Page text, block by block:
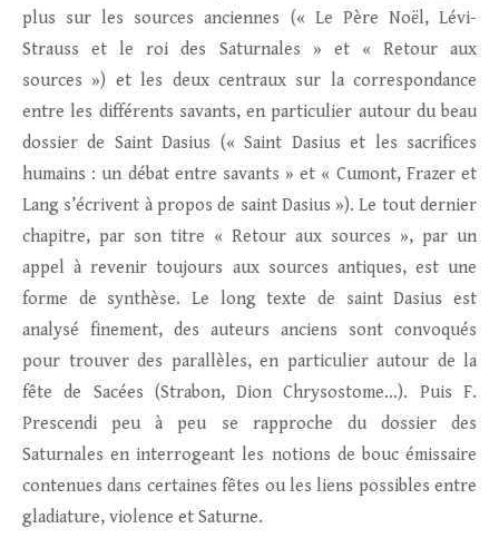
plus sur les sources anciennes (« Le Père Noël, Lévi-
Strauss et le roi des Saturnales » et « Retour aux
sources ») et les deux centraux sur la correspondance
entre les différents savants, en particulier autour du beau
dossier de Saint Dasius (« Saint Dasius et les sacrifices
humains : un débat entre savants » et « Cumont, Frazer et
Lang s’écrivent à propos de saint Dasius »). Le tout dernier
chapitre, par son titre « Retour aux sources », par un
appel à revenir toujours aux sources antiques, est une
forme de synthèse. Le long texte de saint Dasius est
analysé finement, des auteurs anciens sont convoqués
pour trouver des parallèles, en particulier autour de la
fête de Sacées (Strabon, Dion Chrysostome…). Puis F.
Prescendi peu à peu se rapproche du dossier des
Saturnales en interrogeant les notions de bouc émissaire
contenues dans certaines fêtes ou les liens possibles entre
gladiature, violence et Saturne.